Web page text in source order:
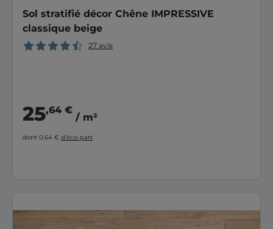
Sol stratifié décor Chêne IMPRESSIVE
classique beige
27 avis
25,64 €
/ m²
dont 0,64 € d’éco-part